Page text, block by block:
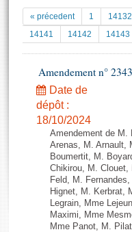
Documents
Projets de loi
Propositions de loi
Amendements
Textes adoptés
Rapports d'information
Rapports d'enquête
Rapports législatifs
Rapports sur
Baromètre de
Documents de
( Constitution |
Histoire
Juniors
Anciennes
Liens vers les sites
La Bibliothèque
Les archives
Photos libres de
« précedent 1 14132
14141
14142 14143
Amendement n°
Date de
dépôt :
18/10/2024
Amendement de M.
Arenas, M. Arnault,
Boumertit, M.
Chikirou, M. Clouet,
Feld, M.
Hignet, M. Kerbrat,
Legrain, Mme
Maximi, Mme
Mme Panot, M.